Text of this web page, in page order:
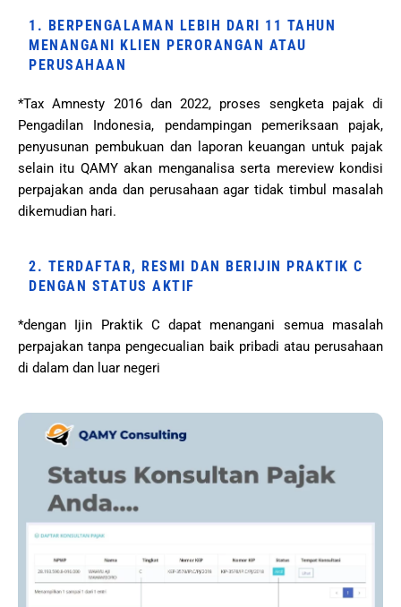
1. BERPENGALAMAN LEBIH DARI 11 TAHUN
MENANGANI KLIEN PERORANGAN ATAU
PERUSAHAAN
*Tax Amnesty 2016 dan 2022, proses sengketa pajak di
Pengadilan Indonesia, pendampingan pemeriksaan pajak,
penyusunan pembukuan dan laporan keuangan untuk pajak
selain itu QAMY akan menganalisa serta mereview kondisi
perpajakan anda dan perusahaan agar tidak timbul masalah
dikemudian hari.
2. TERDAFTAR, RESMI DAN BERIJIN PRAKTIK C
DENGAN STATUS AKTIF
*dengan Ijin Praktik C dapat menangani semua masalah
perpajakan tanpa pengecualian baik pribadi atau perusahaan
di dalam dan luar negeri